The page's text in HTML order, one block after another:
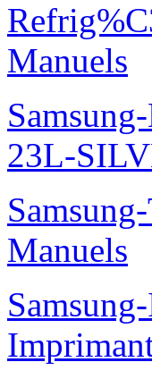
Manuels
23L-
Manuels